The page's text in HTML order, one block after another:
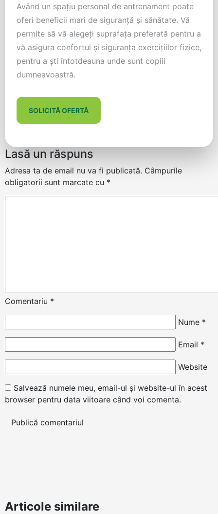
Având un spaţiu personal de antrenament poate
oferi beneficii mari de siguranţă şi sănătate. Vă
permite să vă alegeţi suprafaţa preferată pentru a
vă asigura confortul şi siguranţa exerciţiilor fizice,
pentru a şti întotdeauna unde sunt copiii
dumneavoastră.
SOLICITĂ OFERTĂ
Lasă un răspuns
Adresa ta de email nu va fi publicată. Câmpurile
obligatorii sunt marcate cu *
Comentariu *
Nume *
Email *
Website
Salvează numele meu, email-ul și website-ul în acest
browser pentru data viitoare când voi comenta.
Articole similare